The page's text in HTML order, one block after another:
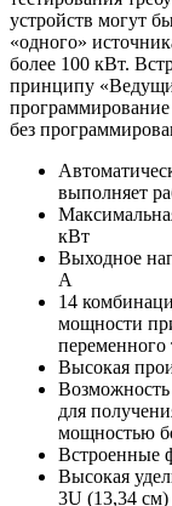
устройств могут
«одного»
более 100 кВт.
принципу
без
выполняет
кВт
Выходное
А
14
мощности
переменного
Высокая
Возможность
для
мощностью
Встроенные
Высокая
3U (13,34 см)